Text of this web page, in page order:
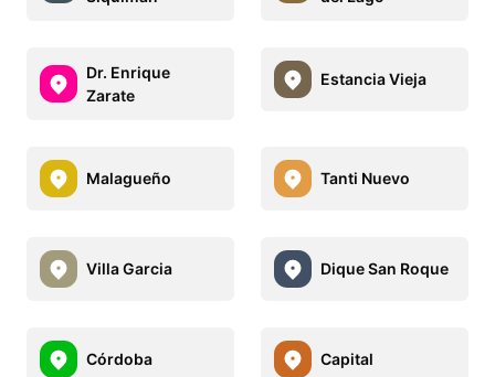
Dr. Enrique
Zarate
Estancia Vieja
Malagueño Tanti Nuevo
Villa Garcia Dique San Roque
Córdoba Capital